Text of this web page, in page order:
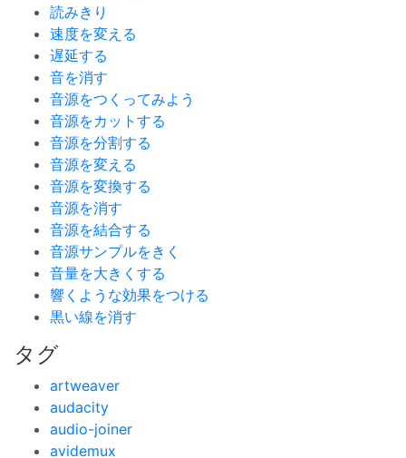
読みきり
速度を変える
遅延する
音を消す
音源をつくってみよう
音源をカットする
音源を分割する
音源を変える
音源を変換する
音源を消す
音源を結合する
音源サンプルをきく
音量を大きくする
響くような効果をつける
黒い線を消す
タグ
artweaver
audacity
audio-joiner
avidemux